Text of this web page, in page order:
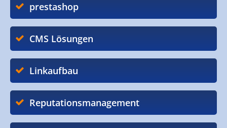
prestashop
CMS Lösungen
Linkaufbau
Reputationsmanagement